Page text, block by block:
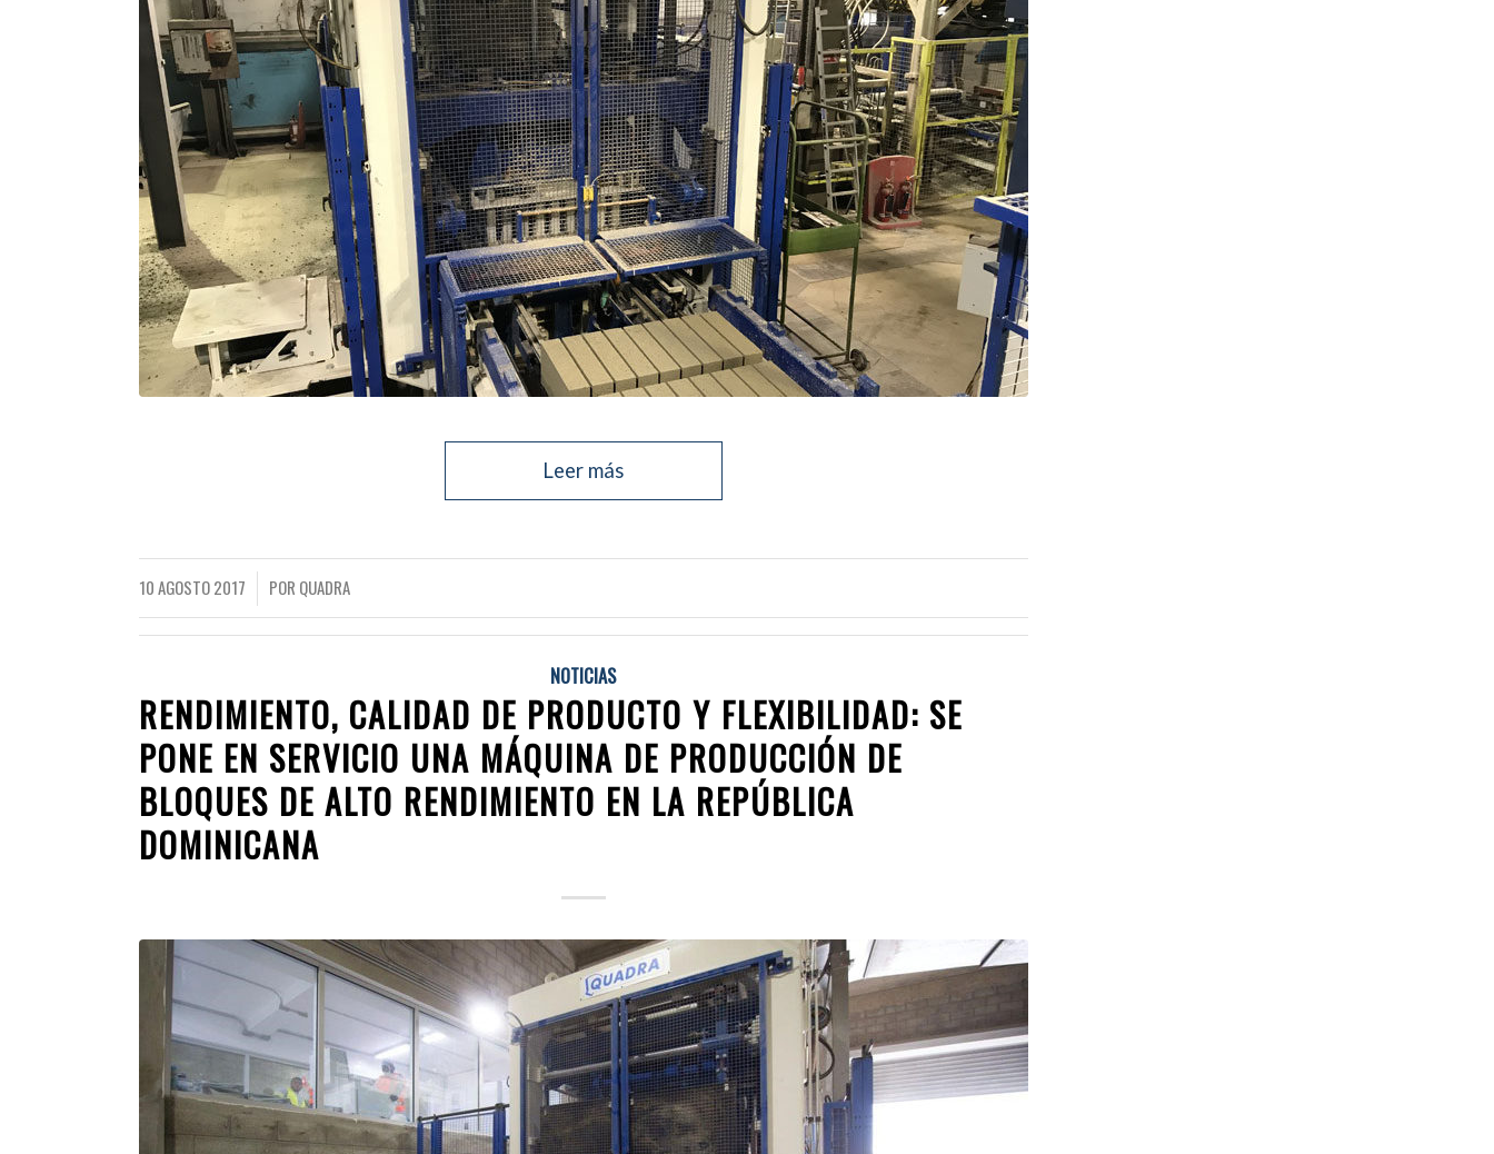
Leer más
10 AGOSTO 2017 POR QUADRA
NOTICIAS
RENDIMIENTO, CALIDAD DE PRODUCTO Y FLEXIBILIDAD: SE
PONE EN SERVICIO UNA MÁQUINA DE PRODUCCIÓN DE
BLOQUES DE ALTO RENDIMIENTO EN LA REPÚBLICA
DOMINICANA